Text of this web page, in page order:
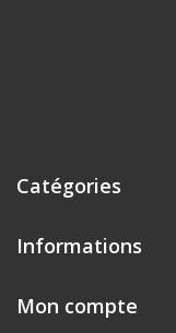
Catégories
Informations
Mon compte